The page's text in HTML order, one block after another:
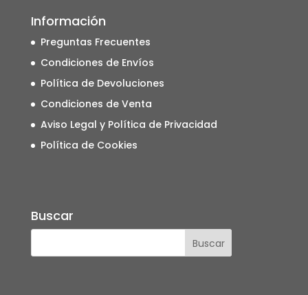
Información
Preguntas Frecuentes
Condiciones de Envíos
Política de Devoluciones
Condiciones de Venta
Aviso Legal y Política de Privacidad
Política de Cookies
Buscar